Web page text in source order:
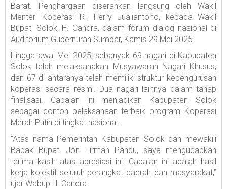
Barat. Penghargaan diserahkan langsung oleh Wakil
Menteri Koperasi RI, Ferry Jualiantono, kepada Wakil
Bupati Solok, H. Candra, dalam forum dialog nasional di
Auditorium Gubernuran Sumbar, Kamis 29 Mei 2025.
Hingga awal Mei 2025, sebanyak 69 nagari di Kabupaten
Solok telah melaksanakan Musyawarah Nagari Khusus,
dan 67 di antaranya telah memiliki struktur kepengurusan
koperasi secara resmi. Dua nagari lainnya dalam tahap
finalisasi. Capaian ini menjadikan Kabupaten Solok
sebagai contoh pelaksanaan terbaik program Koperasi
Merah Putih di tingkat nasional.
“Atas nama Pemerintah Kabupaten Solok dan mewakili
Bapak Bupati Jon Firman Pandu, saya mengucapkan
terima kasih atas apresiasi ini. Capaian ini adalah hasil
kerja kolektif seluruh perangkat daerah dan masyarakat,”
ujar Wabup H. Candra.